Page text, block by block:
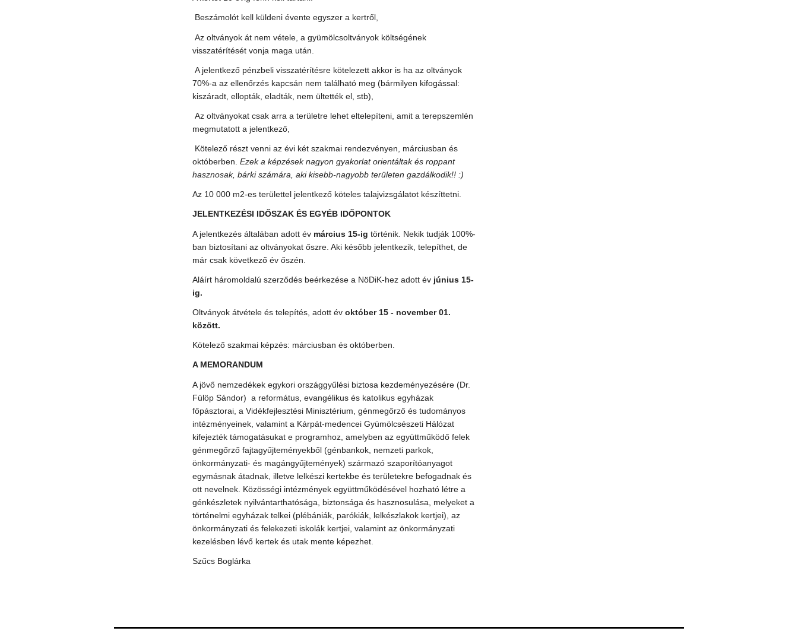
Beszámolót kell küldeni évente egyszer a kertről,
Az oltványok át nem vétele, a gyümölcsoltványok költségének
visszatérítését vonja maga után.
A jelentkező pénzbeli visszatérítésre kötelezett akkor is ha az oltványok
70%-a az ellenőrzés kapcsán nem található meg (bármilyen kifogással:
kiszáradt, ellopták, eladták, nem ültették el, stb),
Az oltványokat csak arra a területre lehet eltelepíteni, amit a terepszemlén
megmutatott a jelentkező,
Kötelező részt venni az évi két szakmai rendezvényen, márciusban és
októberben. Ezek a képzések nagyon gyakorlat orientáltak és roppant
hasznosak, bárki számára, aki kisebb-nagyobb területen gazdálkodik!! :)
Az 10 000 m2-es területtel jelentkező köteles talajvizsgálatot készíttetni.
JELENTKEZÉSI IDŐSZAK ÉS EGYÉB IDŐPONTOK
A jelentkezés általában adott év március 15-ig történik. Nekik tudják 100%-
ban biztosítani az oltványokat őszre. Aki később jelentkezik, telepíthet, de
már csak következő év őszén.
Aláírt háromoldalú szerződés beérkezése a NöDiK-hez adott év június 15-
ig.
Oltványok átvétele és telepítés, adott évoktóber 15 - november 01.
között.
Kötelező szakmai képzés: márciusban és októberben.
A MEMORANDUM
A jövő nemzedékek egykori országgyűlési biztosa kezdeményezésére (Dr.
Fülöp Sándor) a református, evangélikus és katolikus egyházak
főpásztorai, a Vidékfejlesztési Minisztérium, génmegőrző és tudományos
intézményeinek, valamint a Kárpát-medencei Gyümölcsészeti Hálózat
kifejezték támogatásukat e programhoz, amelyben az együttműködő felek
génmegőrző fajtagyűjteményekből (génbankok, nemzeti parkok,
önkormányzati- és magángyűjtemények) származó szaporítóanyagot
egymásnak átadnak, illetve lelkészi kertekbe és területekre befogadnak és
ott nevelnek. Közösségi intézmények együttműködésével hozható létre a
génkészletek nyilvántarthatósága, biztonsága és hasznosulása, melyeket a
történelmi egyházak telkei (plébániák, parókiák, lelkészlakok kertjei), az
önkormányzati és felekezeti iskolák kertjei, valamint az önkormányzati
kezelésben lévő kertek és utak mente képezhet.
Szűcs Boglárka